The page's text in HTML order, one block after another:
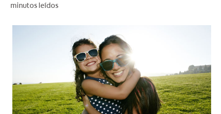
PARA PROFESIONALES
CUPONES
minutos leídos